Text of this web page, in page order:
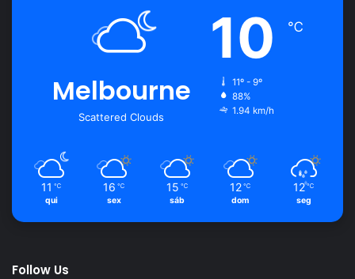
Melbourne
Scattered Clouds
10 ℃
11º - 9º
88%
1.94 km/h
11 ℃
qui
16 ℃
sex
15 ℃
sáb
12 ℃
dom
12 ℃
seg
Follow Us